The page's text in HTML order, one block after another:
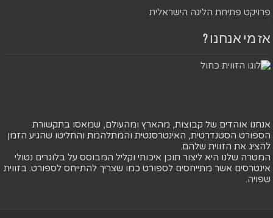
פרויקט פתיחת הליגה הישראלית
אז מי אנחנו ?
אנחנו אוהדים של קבוצות, מהארץ ומהעולם, שמאסו בתקשורת
הספורט הסטנדרטית, האינטרסנטית והמתלהמת והחליטו שהגיע הזמן
להציג את הזווית שלהם.
המטרה שלנו היא ליצור תוכן איכותי וקליל המבוסס על בלוגרים נטולי
אינטרסים אשר מתייחסים לספורט כמו שצריך להתייחס לספורט. בזווית
שפויה.